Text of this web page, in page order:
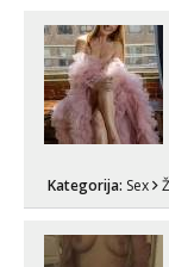
Kategorija: Sex